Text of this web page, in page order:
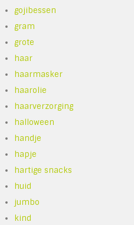
gojibessen
gram
grote
haar
haarmasker
haarolie
haarverzorging
halloween
handje
hapje
hartige snacks
huid
jumbo
kind